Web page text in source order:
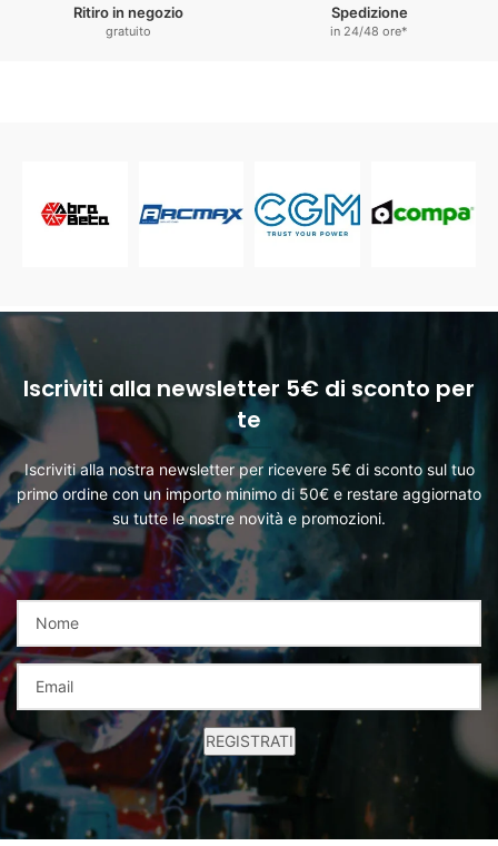
Ritiro in negozio
gratuito
Spedizione
in 24/48 ore*
Iscriviti alla newsletter 5€ di sconto per
te
Iscriviti alla nostra newsletter per ricevere 5€ di sconto sul tuo
primo ordine con un importo minimo di 50€ e restare aggiornato
su tutte le nostre novità e promozioni.